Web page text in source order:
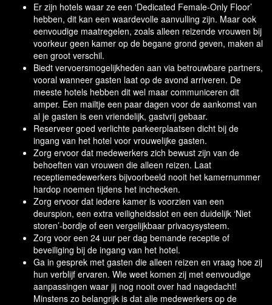
Er zijn hotels waar ze een ‘Dedicated Female-Only Floor’
hebben, dit kan een waardevolle aanvulling zijn. Maar ook
eenvoudige maatregelen, zoals alleen reizende vrouwen bij
voorkeur geen kamer op de begane grond geven, maken al
een groot verschil.
Biedt vervoersmogelijkheden aan via betrouwbare partners,
vooral wanneer gasten laat op de avond arriveren. De
meeste hotels hebben dit wel maar communiceren dit
amper. Een mailtje een paar dagen voor de aankomst van
al je gasten is een vriendelijk, gastvrij gebaar.
Reserveer goed verlichte parkeerplaatsen dicht bij de
ingang van het hotel voor vrouwelijke gasten.
Zorg ervoor dat medewerkers zich bewust zijn van de
behoeften van vrouwen die alleen reizen. Laat
receptiemedewerkers bijvoorbeeld nooit het kamernummer
hardop noemen tijdens het inchecken.
Zorg ervoor dat iedere kamer is voorzien van een
deurspion, een extra veiligheidsslot en een duidelijk ‘Niet
storen’-bordje of een vergelijkbaar privacysysteem.
Zorg voor een 24 uur per dag bemande receptie of
beveiliging bij de ingang van het hotel.
Ga in gesprek met gasten die alleen reizen en vraag hoe zij
hun verblijf ervaren. Wie weet komen zij met eenvoudige
aanpassingen waar jij nog nooit over had nagedacht!
Minstens zo belangrijk is dat alle medewerkers op de